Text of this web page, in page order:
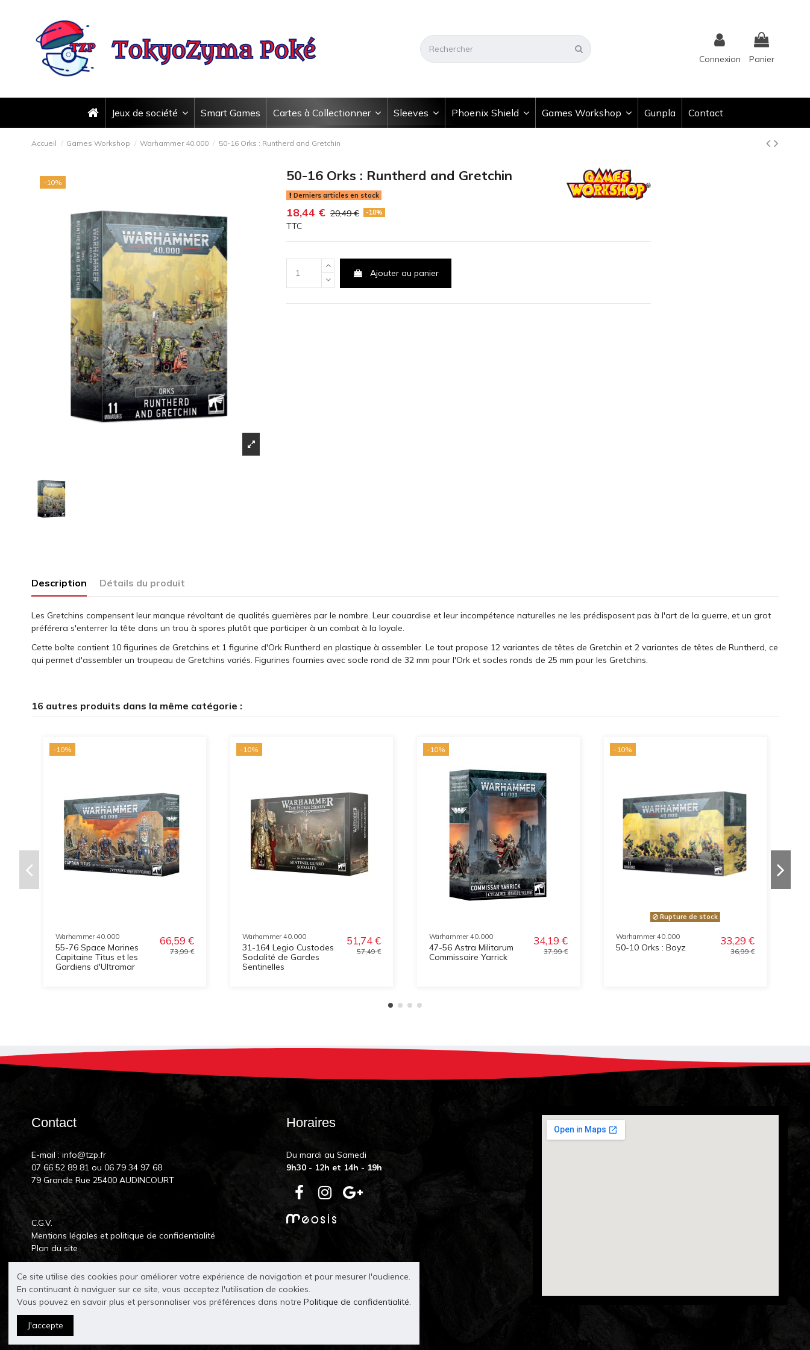
Connexion Panier
Jeux de société Smart Games Cartes à Collectionner Sleeves Phoenix Shield Games Workshop Gunpla Contact
Accueil Games Workshop Warhammer 40.000 50-16 Orks : Runtherd and Gretchin
-10% 50-16 Orks : Runtherd and Gretchin
Derniers articles en stock
18,44 € 20,49 € -10%
TTC
Ajouter au panier
Description Détails du produit
Les Gretchins compensent leur manque révoltant de qualités guerrières par le nombre. Leur couardise et leur incompétence naturelles ne les prédisposent pas à l'art de la guerre, et un grot
préférera s'enterrer la tête dans un trou à spores plutôt que participer à un combat à la loyale.
Cette boîte contient 10 figurines de Gretchins et 1 figurine d'Ork Runtherd en plastique à assembler. Le tout propose 12 variantes de têtes de Gretchin et 2 variantes de têtes de Runtherd, ce
qui permet d'assembler un troupeau de Gretchins variés. Figurines fournies avec socle rond de 32 mm pour l'Ork et socles ronds de 25 mm pour les Gretchins.
16 autres produits dans la même catégorie :
-10%
Warhammer 40.000
55-76 Space Marines
Capitaine Titus et les
Gardiens d'Ultramar
66,59 €
73,99 €
-10%
Warhammer 40.000
31-164 Legio Custodes
Sodalité de Gardes
Sentinelles
51,74 €
57,49 €
-10%
Warhammer 40.000
47-56 Astra Militarum
Commissaire Yarrick
34,19 €
37,99 €
-10%
Rupture de stock
Warhammer 40.000
50-10 Orks : Boyz
33,29 €
36,99 €
Contact
E-mail : info@tzp.fr
07 66 52 89 81 ou 06 79 34 97 68
79 Grande Rue 25400 AUDINCOURT
C.G.V.
Mentions légales et politique de confidentialité
Plan du site
Horaires
Du mardi au Samedi
9h30 - 12h et 14h - 19h
Ce site utilise des cookies pour améliorer votre expérience de navigation et pour mesurer l'audience.
En continuant à naviguer sur ce site, vous acceptez l'utilisation de cookies.
Vous pouvez en savoir plus et personnaliser vos préférences dans notre Politique de confidentialité.
J'accepte